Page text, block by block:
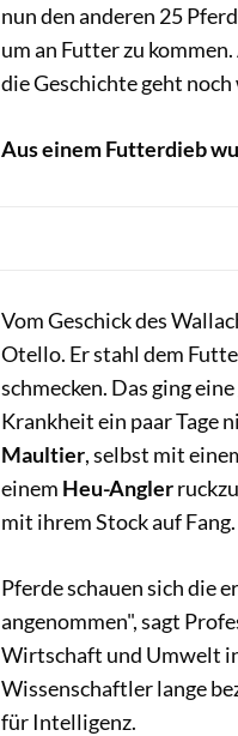
nun den anderen 25
um an Futter zu
die Geschichte geht
Aus einem Futterdieb
Vom Geschick des
Otello. Er stahl dem
schmecken. Das ging
Krankheit ein paar Tage
Maultier, selbst mit
einem Heu-Angler
mit ihrem Stock auf Fang.
Pferde schauen sich die
angenommen", sagt
Wirtschaft und Umwelt
Wissenschaftler lange
für Intelligenz.